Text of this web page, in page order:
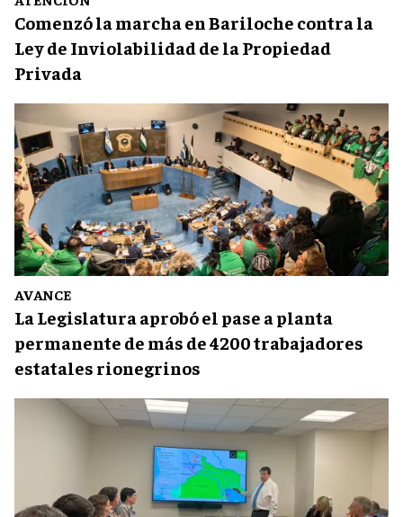
Comenzó la marcha en Bariloche contra la
Ley de Inviolabilidad de la Propiedad
Privada
AVANCE
La Legislatura aprobó el pase a planta
permanente de más de 4200 trabajadores
estatales rionegrinos